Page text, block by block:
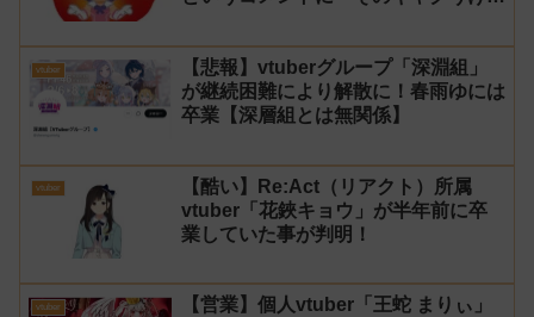
はオススメしないと投稿し叩かれる
vtuber
【悲報】vtuberグループ「深淵組」
が継続困難により解散に！春雨ゆには
卒業【深層組とは無関係】
vtuber
【酷い】Re:Act（リアクト）所属
vtuber「花鋏キョウ」が半年前に卒
業していた事が判明！
vtuber
【営業】個人vtuber「王蛇 まりぃ」